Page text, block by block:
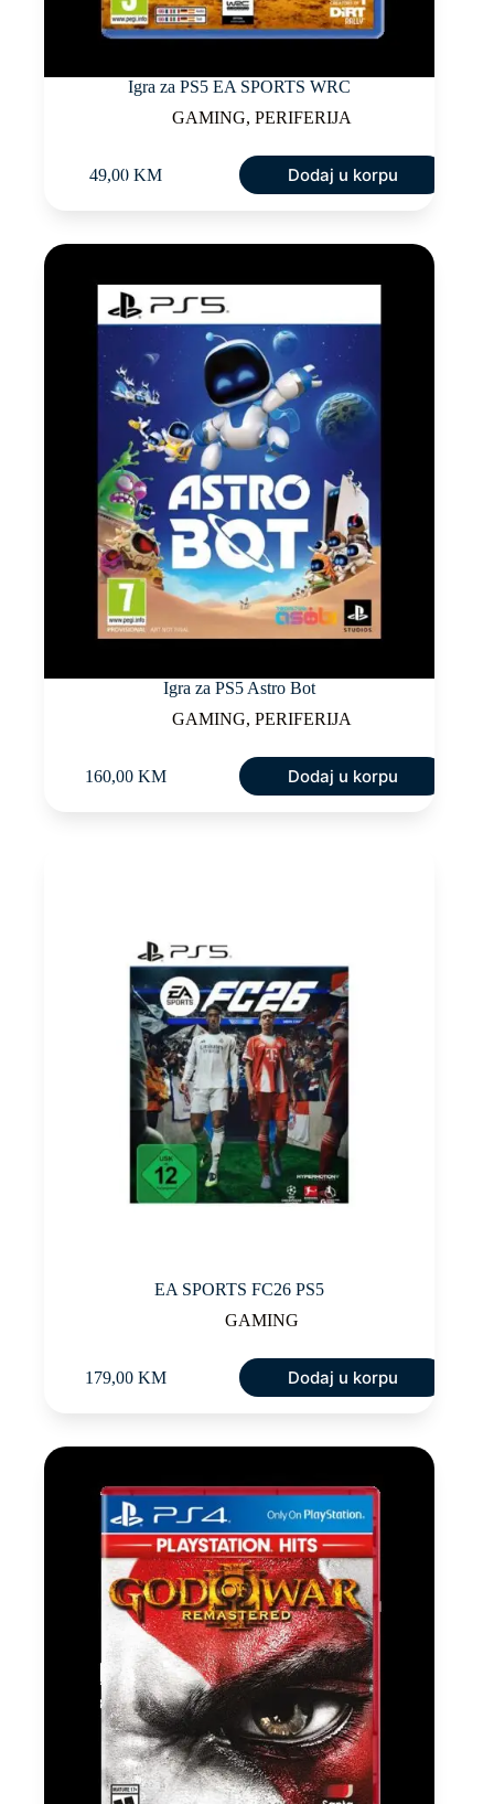
Igra za PS5 EA SPORTS WRC
GAMING, PERIFERIJA
49,00 KM Dodaj u korpu
Igra za PS5 Astro Bot
GAMING, PERIFERIJA
160,00 KM Dodaj u korpu
EA SPORTS FC26 PS5
GAMING
179,00 KM Dodaj u korpu